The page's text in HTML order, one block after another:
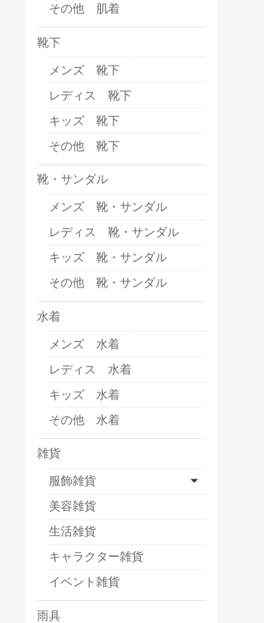
その他 肌着
靴下
メンズ 靴下
レディス 靴下
キッズ 靴下
その他 靴下
靴・サンダル
メンズ 靴・サンダル
レディス 靴・サンダル
キッズ 靴・サンダル
その他 靴・サンダル
水着
メンズ 水着
レディス 水着
キッズ 水着
その他 水着
雑貨
服飾雑貨
美容雑貨
生活雑貨
キャラクター雑貨
イベント雑貨
雨具